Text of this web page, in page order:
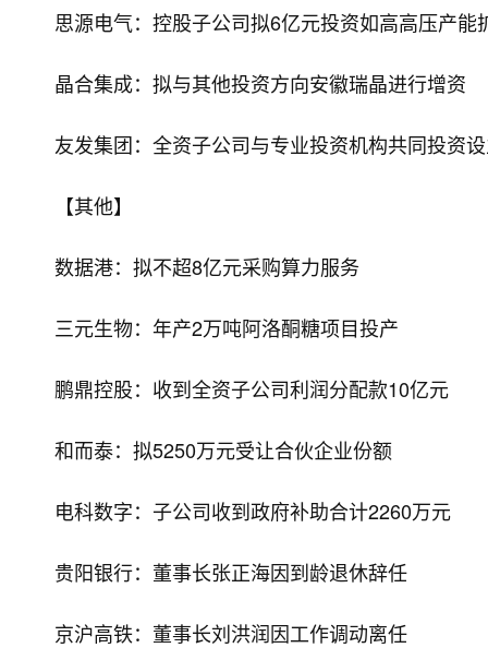
思源电气：控股子公司拟6亿元投资如高高压产能
晶合集成：拟与其他投资方向安徽瑞晶进行增资
友发集团：全资子公司与专业投资机构共同投资
【其他】
数据港：拟不超8亿元采购算力服务
三元生物：年产2万吨阿洛酮糖项目投产
鹏鼎控股：收到全资子公司利润分配款10亿元
和而泰：拟5250万元受让合伙企业份额
电科数字：子公司收到政府补助合计2260万元
贵阳银行：董事长张正海因到龄退休辞任
京沪高铁：董事长刘洪润因工作调动离任